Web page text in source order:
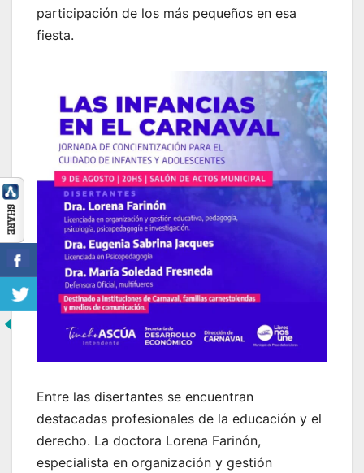
participación de los más pequeños en esa
fiesta.
Entre las disertantes se encuentran
destacadas profesionales de la educación y el
derecho. La doctora Lorena Farinón,
especialista en organización y gestión